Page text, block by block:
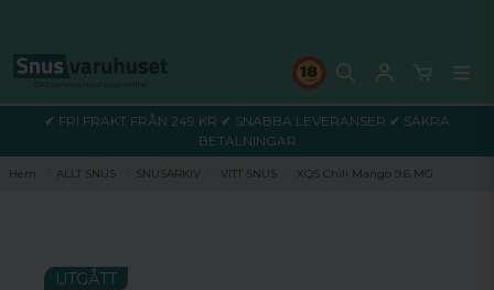
✔ FRI FRAKT FRÅN 249 KR ✔ SNABBA LEVERANSER ✔ SÄKRA
BETALNINGAR
Hem ALLT SNUS SNUSARKIV VITT SNUS XQS Chili Mango 9.6 MG
UTGÅTT